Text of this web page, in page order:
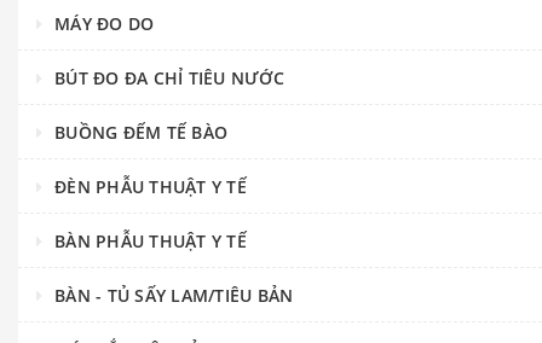
MÁY ĐO DO
BÚT ĐO ĐA CHỈ TIÊU NƯỚC
BUỒNG ĐẾM TẾ BÀO
ĐÈN PHẪU THUẬT Y TẾ
BÀN PHẪU THUẬT Y TẾ
BÀN - TỦ SẤY LAM/TIÊU BẢN